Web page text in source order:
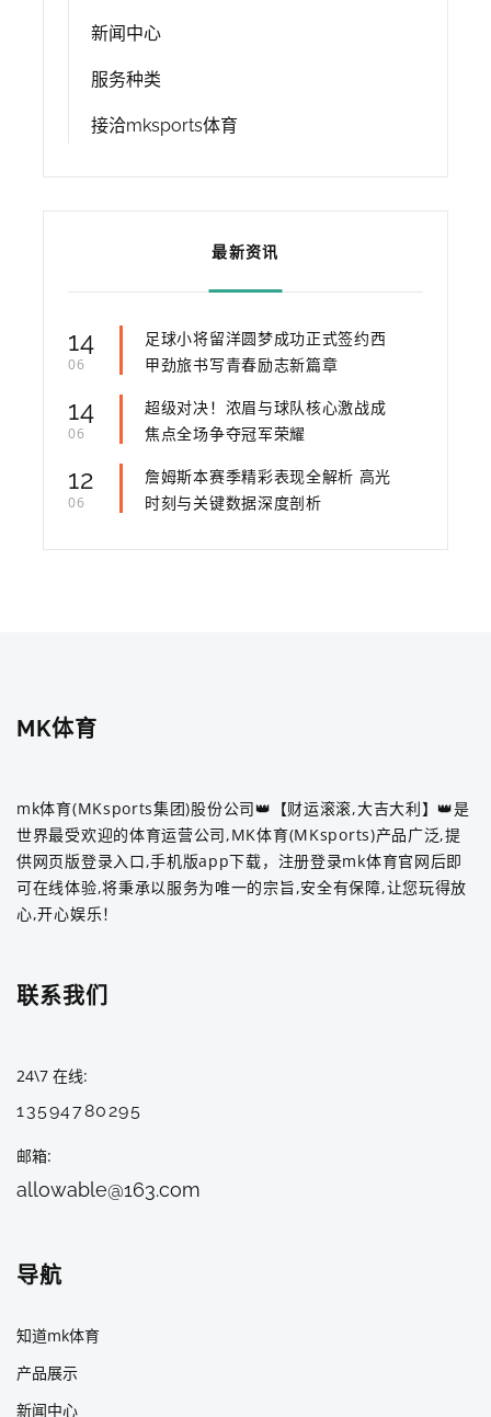
新闻中心
服务种类
接洽mksports体育
最新资讯
14
06
足球小将留洋圆梦成功正式签约西
甲劲旅书写青春励志新篇章
14
06
超级对决！浓眉与球队核心激战成
焦点全场争夺冠军荣耀
12
06
詹姆斯本赛季精彩表现全解析 高光
时刻与关键数据深度剖析
MK体育
mk体育(MKsports集团)股份公司👑【财运滚滚,大吉大利】👑是
世界最受欢迎的体育运营公司,MK体育(MKsports)产品广泛,提
供网页版登录入口,手机版app下载，注册登录mk体育官网后即
可在线体验,将秉承以服务为唯一的宗旨,安全有保障,让您玩得放
心,开心娱乐！
联系我们
24\7 在线
13594780295
邮箱
allowable@163.com
导航
知道mk体育
产品展示
新闻中心